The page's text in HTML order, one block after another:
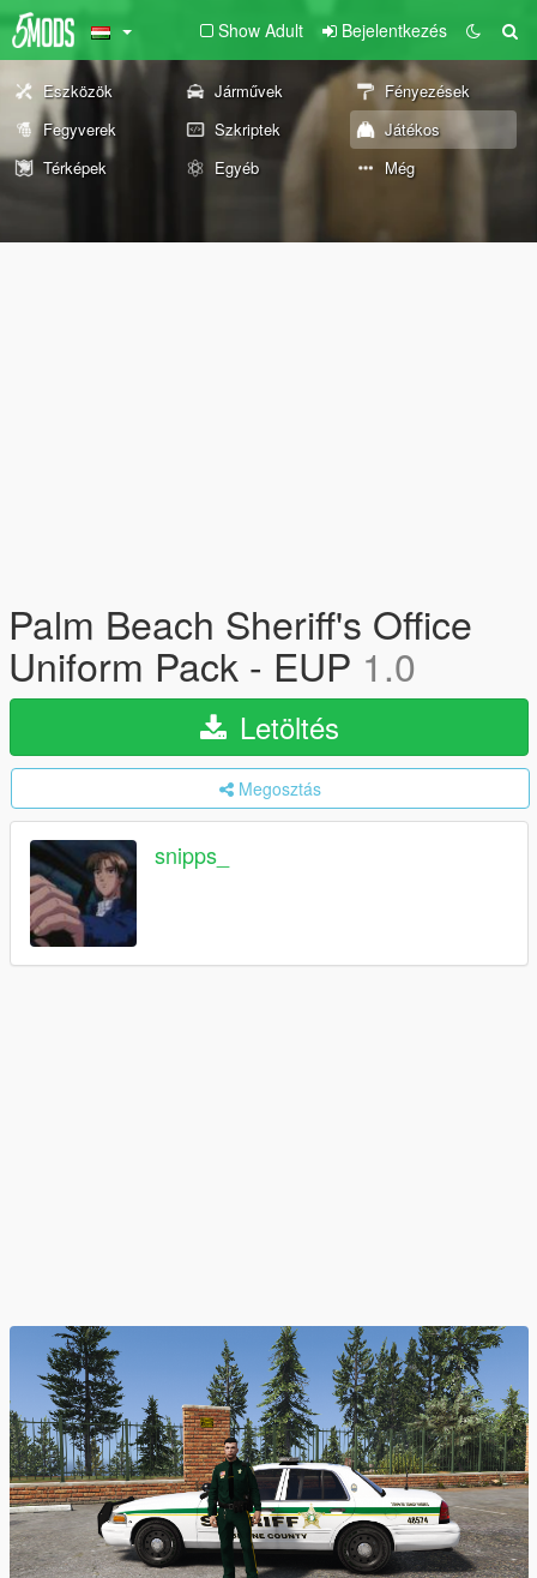
Show Adult Bejelentkezés
Eszközök Járművek
Fényezések
Fegyverek
Szkriptek
Játékos
Térképek
Egyéb Még
Palm Beach Sheriff's Office
Uniform Pack - EUP 1.0
Letöltés
Megosztás
snipps_